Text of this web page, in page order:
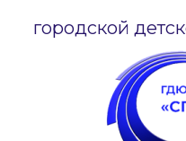
городской